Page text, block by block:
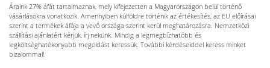
Áraink 27% áfát tartalmaznak, mely kifejezetten a Magyarországon belül történő
vásárlásokra vonatkozik. Amennyiben külföldre történik az értékesítés, az EU előírásai
szerint a termékek áfája a vevő országa szerint kerül meghatározásra. Nemzetközi
szállítási ajánlatért kérjük, írj nekünk. Mindig a legmegbízhatóbb és
legköltséghatékonyabb megoldást keressük. További kérdéseiddel keress minket
bizalommal!